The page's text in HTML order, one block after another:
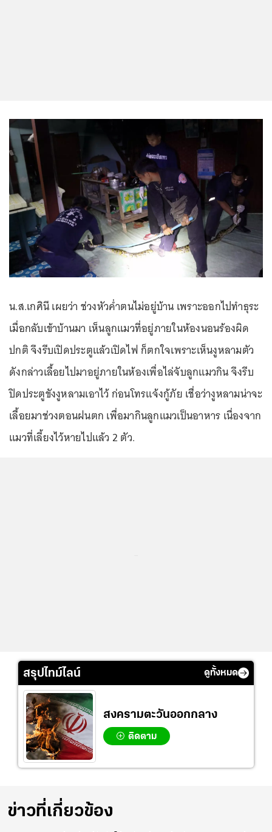
น.ส.เกศินี เผยว่า ช่วงหัวค่ำตนไม่อยู่บ้าน เพราะออกไปทำธุระ
เมื่อกลับเข้าบ้านมา เห็นลูกแมวที่อยู่ภายในห้องนอนร้องผิด
ปกติ จึงรีบเปิดประตูแล้วเปิดไฟ ก็ตกใจเพราะเห็นงูหลามตัว
ดังกล่าวเลื้อยไปมาอยู่ภายในห้องเพื่อไล่จับลูกแมวกิน จึงรีบ
ปิดประตูขังงูหลามเอาไว้ ก่อนโทรแจ้งกู้ภัย เชื่อว่างูหลามน่าจะ
เลื้อยมาช่วงตอนฝนตก เพื่อมากินลูกแมวเป็นอาหาร เนื่องจาก
แมวที่เลี้ยงไว้หายไปแล้ว 2 ตัว.
สรุปไทม์ไลน์ ดูทั้งหมด
สงครามตะวันออกกลาง
ติดตาม
ข่าวที่เกี่ยวข้อง